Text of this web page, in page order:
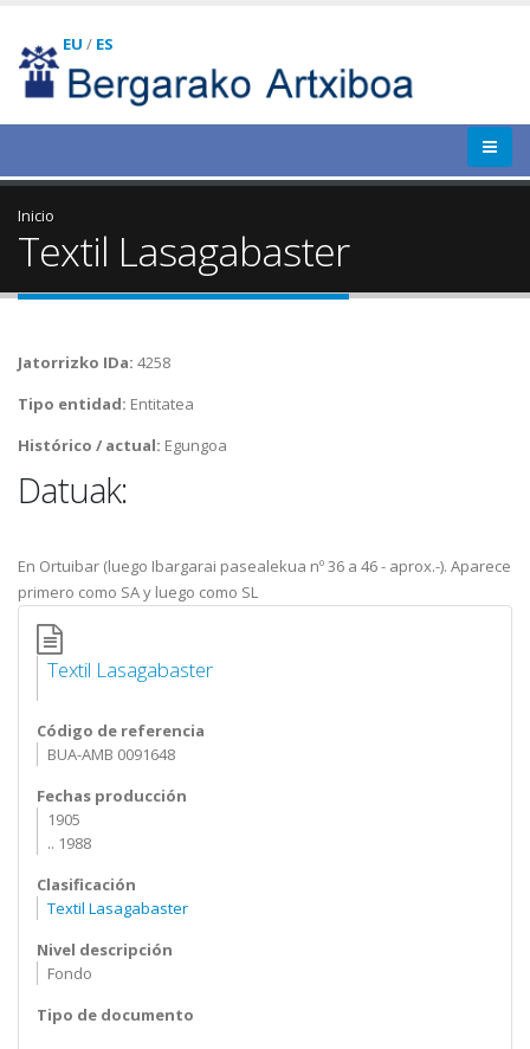
EU / ES
Inicio
Textil Lasagabaster
Jatorrizko IDa: 4258
Tipo entidad: Entitatea
Histórico / actual: Egungoa
Datuak:
En Ortuibar (luego Ibargarai pasealekua nº 36 a 46 - aprox.-). Aparece
primero como SA y luego como SL
Textil Lasagabaster
Código de referencia
BUA-AMB 0091648
Fechas producción
1905
.. 1988
Clasificación
Textil Lasagabaster
Nivel descripción
Fondo
Tipo de documento